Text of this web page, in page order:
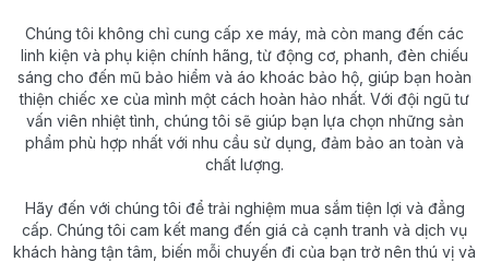
Chúng tôi không chỉ cung cấp xe máy, mà còn mang đến các
linh kiện và phụ kiện chính hãng, từ động cơ, phanh, đèn chiếu
sáng cho đến mũ bảo hiểm và áo khoác bảo hộ, giúp bạn hoàn
thiện chiếc xe của mình một cách hoàn hảo nhất. Với đội ngũ tư
vấn viên nhiệt tình, chúng tôi sẽ giúp bạn lựa chọn những sản
phẩm phù hợp nhất với nhu cầu sử dụng, đảm bảo an toàn và
chất lượng.
Hãy đến với chúng tôi để trải nghiệm mua sắm tiện lợi và đẳng
cấp. Chúng tôi cam kết mang đến giá cả cạnh tranh và dịch vụ
khách hàng tận tâm, biến mỗi chuyến đi của bạn trở nên thú vị và